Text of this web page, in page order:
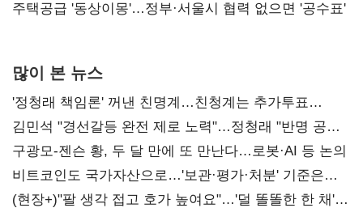
진실 밝혀야"
주택공급 '동상이몽'…정부·서울시 협력 없으면 '공수표'
많이 본 뉴스
'정청래 책임론' 꺼낸 친명계…친청계는 추가투표
때리기
김민석 "경선갈등 완전 제로 노력"…정청래 "반명 공세
사과부터"
구광모-젠슨 황, 두 달 만에 또 만난다…로봇·AI 등 논의
비트코인도 국가자산으로…'보관·평가·처분' 기준은
숙제
(현장+)"팔 생각 접고 호가 높여요"…'덜 똘똘한 한 채'